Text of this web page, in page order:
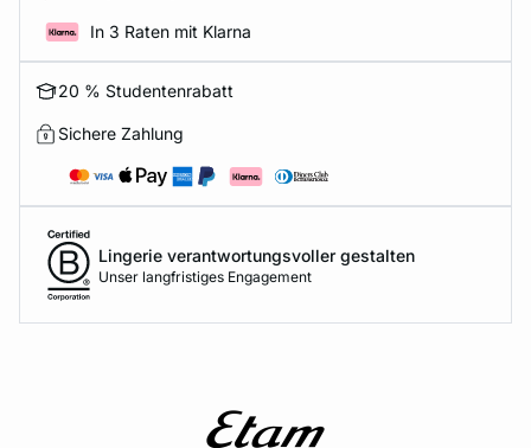
In 3 Raten mit Klarna
20 % Studentenrabatt
Sichere Zahlung
Lingerie verantwortungsvoller gestalten
Unser langfristiges Engagement